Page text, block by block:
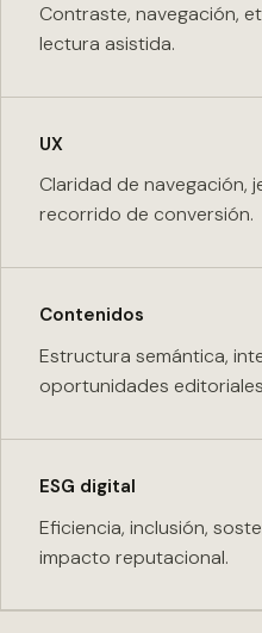
Contraste, navegación,
lectura asistida.
UX
Claridad de navegación,
recorrido de conversión.
Contenidos
Estructura semántica,
oportunidades
ESG digital
Eficiencia, inclusión,
impacto reputacional.